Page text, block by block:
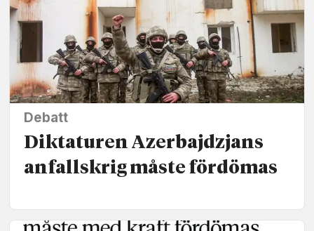
Debatt
Diktaturen Azerbajdzjans
anfallskrig måste fördömas